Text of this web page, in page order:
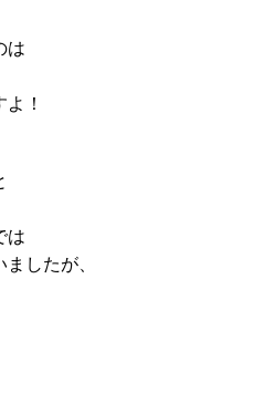
は
！
は
したが、